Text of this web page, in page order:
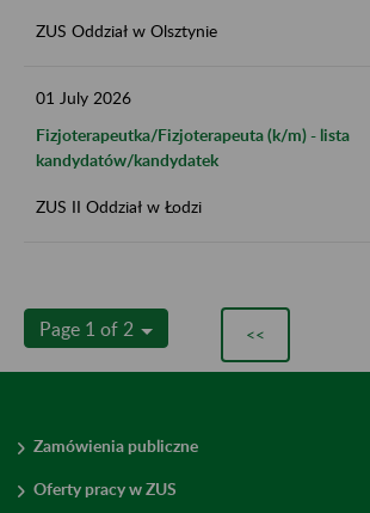
ZUS Oddział w Olsztynie
01 July 2026
Fizjoterapeutka/Fizjoterapeuta (k/m) - lista
kandydatów/kandydatek
ZUS II Oddział w Łodzi
Page 1 of 2 <<
Zamówienia publiczne
Oferty pracy w ZUS